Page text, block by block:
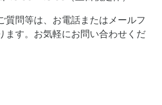
質問等は、お電話またはメールフ
ます。お気軽にお問い合わせくだ